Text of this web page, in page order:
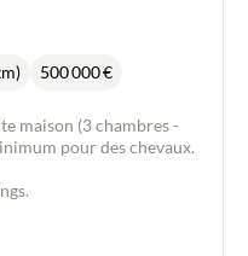
500 000€
maison (3 chambres -
pour des chevaux.